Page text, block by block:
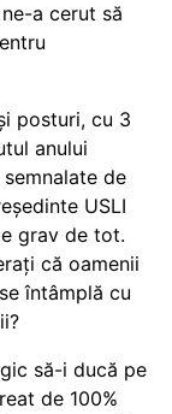
a cerut să
posturi, cu 3
anului
de
USLI
grav de tot.
că oamenii
întâmplă cu
să-i ducă pe
de 100%